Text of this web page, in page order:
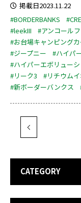
掲載日2023.11.22
#BORDERBANKS
#leekIII
#アンコール
#お台場キャンピング
#ジープニー
#ハイパ
#ハイパーエボリューシ
#リーク3
#リチウム
#新ボーダーバンクス
CATEGORY